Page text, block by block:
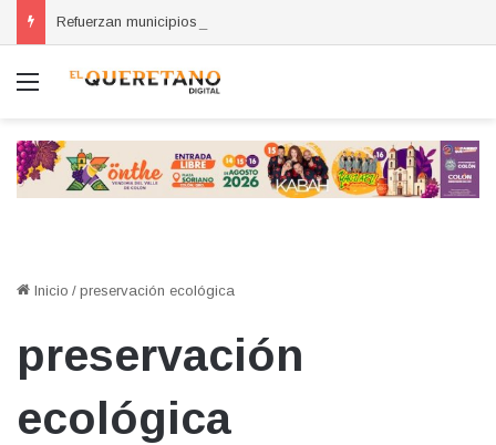
Menú
Inicio / preservación ecológica
preservación
ecológica